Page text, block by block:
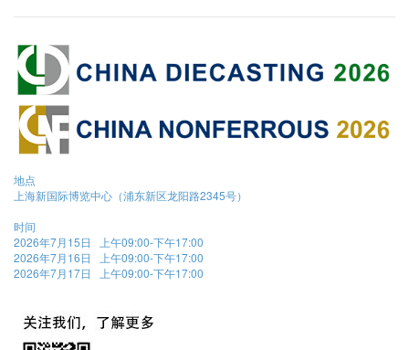
地点
上海新国际博览中心（浦东新区龙阳路2345号）
时间
2026年7月15日 上午09:00-下午17:00
2026年7月16日 上午09:00-下午17:00
2026年7月17日 上午09:00-下午17:00